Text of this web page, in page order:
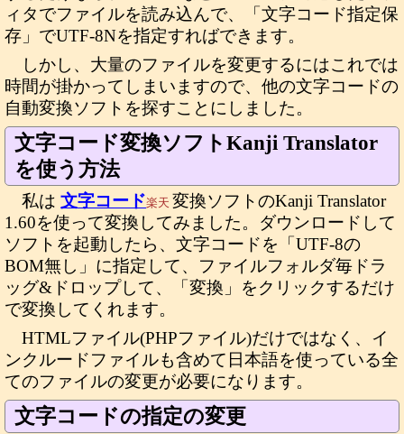
ィタでファイルを読み込んで、「文字コード指定保
存」でUTF-8Nを指定すればできます。
しかし、大量のファイルを変更するにはこれでは
時間が掛かってしまいますので、他の文字コードの
自動変換ソフトを探すことにしました。
文字コード変換ソフトKanji Translator
を使う方法
私は文字コード楽天変換ソフトのKanji Translator
1.60を使って変換してみました。ダウンロードして
ソフトを起動したら、文字コードを「UTF-8の
BOM無し」に指定して、ファイルフォルダ毎ドラ
ッグ&ドロップして、「変換」をクリックするだけ
で変換してくれます。
HTMLファイル(PHPファイル)だけではなく、イ
ンクルードファイルも含めて日本語を使っている全
てのファイルの変更が必要になります。
文字コードの指定の変更